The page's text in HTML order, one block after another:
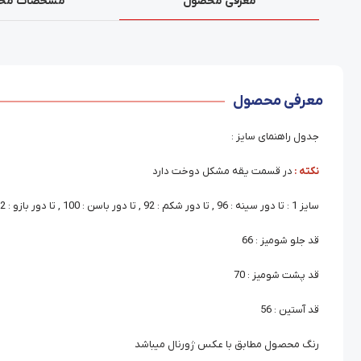
معرفی محصول
جدول راهنمای سایز :
نکته : در قسمت یقه مشکل دوخت دارد
سایز 1 : تا دور سینه : 96 , تا دور شکم : 92 , تا دور باسن : 100 , تا دور بازو : 32
قد جلو شومیز : 66
قد پشت شومیز : 70
قد آستین : 56
رنگ محصول مطابق با عکس ژورنال میباشد